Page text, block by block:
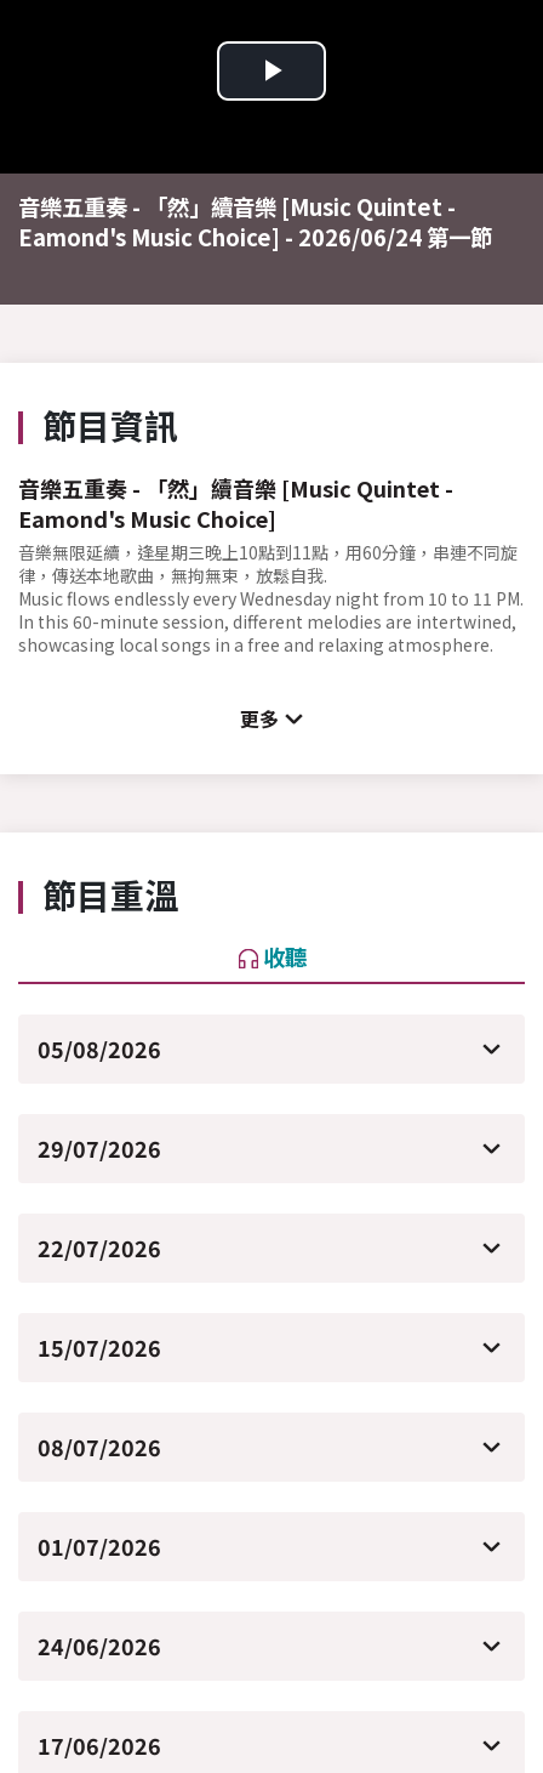
Play
音樂五重奏 - 「然」續音樂 [Music Quintet -
Eamond's Music Choice] - 2026/06/24 第一節
節目資訊
音樂五重奏 - 「然」續音樂 [Music Quintet -
Eamond's Music Choice]
音樂無限延續，逢星期三晚上10點到11點，用60分鐘，串連不同旋
律，傳送本地歌曲，無拘無束，放鬆自我.
Music flows endlessly every Wednesday night from 10 to 11 PM.
In this 60-minute session, different melodies are intertwined,
showcasing local songs in a free and relaxing atmosphere.
更多
節目重溫
收聽
05/08/2026
29/07/2026
22/07/2026
15/07/2026
08/07/2026
01/07/2026
24/06/2026
17/06/2026